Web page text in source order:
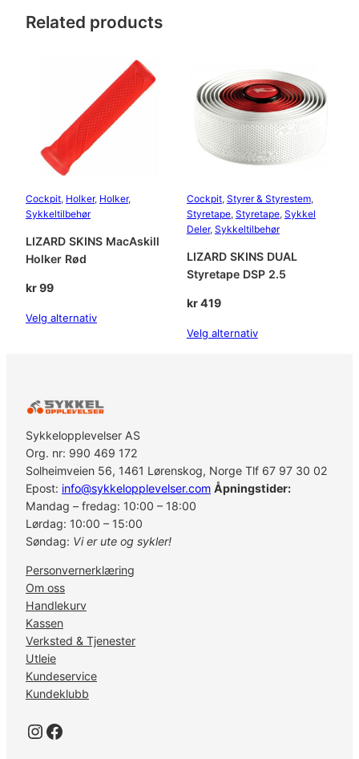
o
n
n
n
t
a
l
Related products
Cockpit, Holker, Holker
Sykkeltilbehør
LIZARD SKINS MacAskill
Holker Rød
kr99
Velg alternativ
Cockpit, Styrer & Styrestem
Styretape, Styretape, Sykkel
Deler, Sykkeltilbehør
LIZARD SKINS DUAL
Styretape DSP 2.5
kr419
Velg alternativ
Sykkelopplevelser AS
Org. nr: 990 469 172
Solheimveien 56, 1461 Lørenskog, Norge Tlf 67 97 30 02
Epost: info@sykkelopplevelser.com Åpningstider:
Mandag – fredag: 10:00 – 18:00
Lørdag: 10:00 – 15:00
Søndag: Vi er ute og sykler!
Personvernerklæring
Om oss
Handlekurv
Kassen
Verksted & Tjenester
Utleie
Kundeservice
Kundeklubb
Instagram Facebook